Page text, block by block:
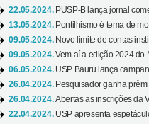
22.05.2024. PUSP-B lança jornal
13.05.2024. Pontilhismo é tema de
09.05.2024. Novo limite de contas
09.05.2024.Vem aí a edição 2024 do
06.05.2024. USP Bauru lança
26.04.2024. Pesquisador ganha
26.04.2024.Abertas as inscrições da
22.04.2024. USP apresenta